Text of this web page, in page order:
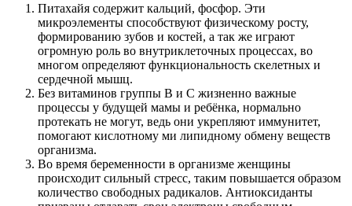
Питахайя содержит кальций, фосфор. Эти
микроэлементы способствуют физическому росту,
формированию зубов и костей, а так же играют
огромную роль во внутриклеточных процессах, во
многом определяют функциональность скелетных и
сердечной мышц.
Без витаминов группы В и С жизненно важные
процессы у будущей мамы и ребёнка, нормально
протекать не могут, ведь они укрепляют иммунитет,
помогают кислотному ми липидному обмену веществ
организма.
Во время беременности в организме женщины
происходит сильный стресс, таким повышается образом
количество свободных радикалов. Антиоксиданты